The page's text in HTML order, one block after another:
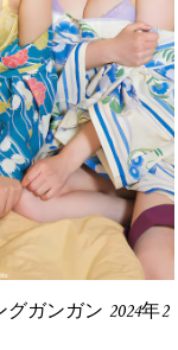
グガンガン 2024年2